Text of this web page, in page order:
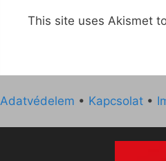
This site uses Akismet
Adatvédelem • Kapcsolat •